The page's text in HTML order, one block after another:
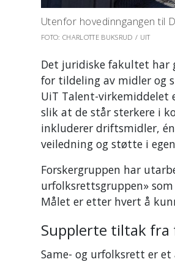
Utenfor hovedinngangen til
FOTO: CHARLOTTE BUKSRUD / UIT
Det juridiske fakultet har
for tildeling av midler og
UiT Talent-virkemiddelet
slik at de står sterkere i
inkluderer driftsmidler,
veiledning og støtte i
Forskergruppen har
urfolksrettsgruppen»
Målet er etter hvert å
Supplerte tiltak fra
Same- og urfolksrett er